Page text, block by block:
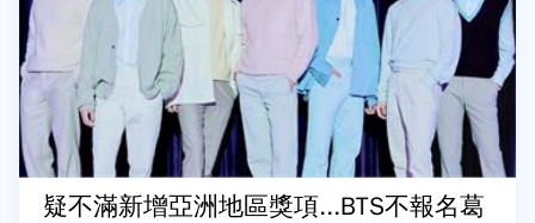
疑不滿新增亞洲地區獎項...BTS不報名葛